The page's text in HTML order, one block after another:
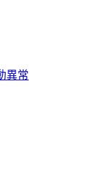
異常